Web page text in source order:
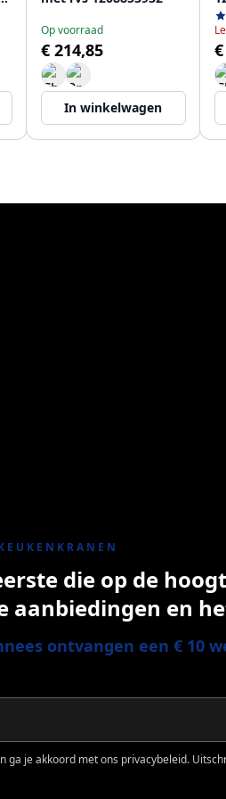
Op voorraad
€ 214,85
In winkelwagen
die op de
aanbiedingen en
ontvangen een € 10
ga je akkoord met ons privacybeleid.